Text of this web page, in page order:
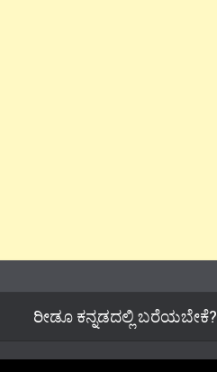
ರೀಡೂ ಕನ್ನಡದಲ್ಲಿ ಬರೆಯಬೇಕೆ?